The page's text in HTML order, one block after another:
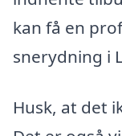
kan få en
snerydning i
Husk, at det